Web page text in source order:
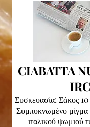
CIABATTA
Συσκευασία: Σάκος
Συμπυκνωμένο μίγμα
ιταλικού ψωμιού